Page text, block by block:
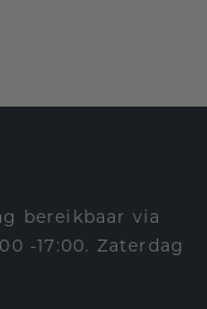
bereikbaar via
-17:00. Zaterdag